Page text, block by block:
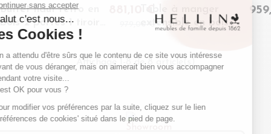
Buffet haut rétro en
bois 2 portes 1 tiroir
L80 H140 noir -
MALLET
979,00 €extensible en bois
places L160/240 -
MALLET
Affichage 1-8 de 8 article(s)